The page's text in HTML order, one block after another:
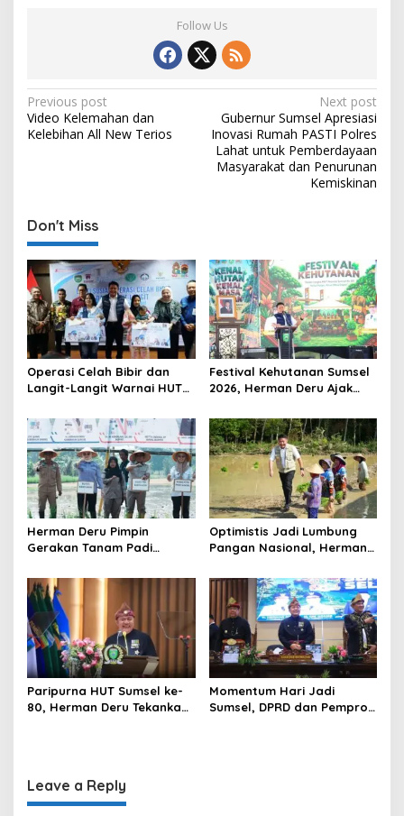
Follow Us
P
o
a
v
i
g
a
t
i
n
Previous post
Video Kelemahan dan
Kelebihan All New Terios
Next post
Gubernur Sumsel Apresiasi
Inovasi Rumah PASTI Polres
Lahat untuk Pemberdayaan
Masyarakat dan Penurunan
Kemiskinan
Don't Miss
Operasi Celah Bibir dan
Langit-Langit Warnai HUT
Manfaatnya Sangat Besar
Festival Kehutanan Sumsel
2026, Herman Deru Ajak
Kelestarian Hutan
Herman Deru Pimpin
Gerakan Tanam Padi
Banyuasin Bidik Produksi 1
Juta Ton
Optimistis Jadi Lumbung
Pangan Nasional, Herman
Gabah Sumsel Tembus 5
Juta Ton
Paripurna HUT Sumsel ke-
80, Herman Deru Tekankan
Momentum Hari Jadi
Sumsel, DPRD dan Pemprov
Leave a Reply